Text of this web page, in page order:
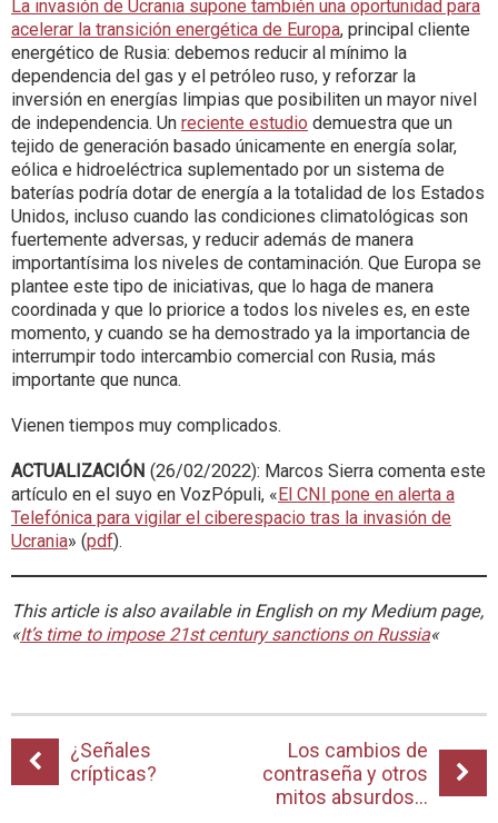
La invasión de Ucrania supone también una oportunidad para
acelerar la transición energética de Europa, principal cliente
energético de Rusia: debemos reducir al mínimo la
dependencia del gas y el petróleo ruso, y reforzar la
inversión en energías limpias que posibiliten un mayor nivel
de independencia. Un reciente estudio demuestra que un
tejido de generación basado únicamente en energía solar,
eólica e hidroeléctrica suplementado por un sistema de
baterías podría dotar de energía a la totalidad de los Estados
Unidos, incluso cuando las condiciones climatológicas son
fuertemente adversas, y reducir además de manera
importantísima los niveles de contaminación. Que Europa se
plantee este tipo de iniciativas, que lo haga de manera
coordinada y que lo priorice a todos los niveles es, en este
momento, y cuando se ha demostrado ya la importancia de
interrumpir todo intercambio comercial con Rusia, más
importante que nunca.
Vienen tiempos muy complicados.
ACTUALIZACIÓN (26/02/2022): Marcos Sierra comenta este
artículo en el suyo en VozPópuli, « El CNI pone en alerta a
Telefónica para vigilar el ciberespacio tras la invasión de
Ucrania» (pdf).
This article is also available in English on my Medium page,
«It’s time to impose 21st century sanctions on Russia«
¿Señales
crípticas?
Los cambios de
contraseña y otros
mitos absurdos…